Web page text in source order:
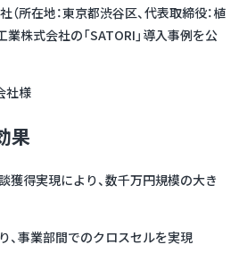
所在地：東京都渋谷区、代表取締役：植
業株式会社の「SATORI」導入事例を公
果
獲得実現により、数千万円規模の大き
、事業部間でのクロスセルを実現